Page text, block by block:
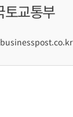
토교통부